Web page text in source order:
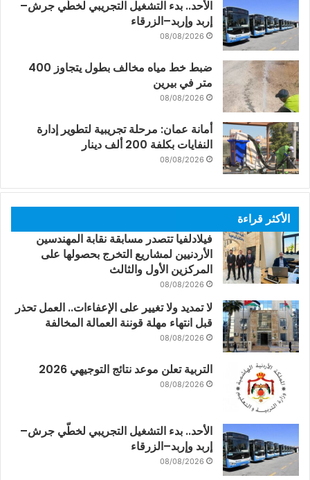
الأحد.. بدء التشغيل التجريبي لخطّي جرش–
إربد وإربد–الزرقاء
08/08/2026
ضبط خط مياه مخالف بطول يتجاوز 400
متر في بيرين
08/08/2026
أمانة عمان: مرحلة تجريبية لتطوير إدارة
النفايات بكلفة 200 ألف دينار
08/08/2026
الأكثر قراءة
فيلادلفيا تتصدر مسابقة نقابة المهندسين
الأردنيين لمشاريع التخرج بحصولها على
المركزين الأول والثالث
08/08/2026
لا تمديد ولا تغيير على الإعفاءات.. العمل تحذر
قبل انتهاء مهلة قوننة العمالة المخالفة
08/08/2026
التربية تعلن موعد نتائج التوجيهي 2026
08/08/2026
الأحد.. بدء التشغيل التجريبي لخطّي جرش–
إربد وإربد–الزرقاء
08/08/2026